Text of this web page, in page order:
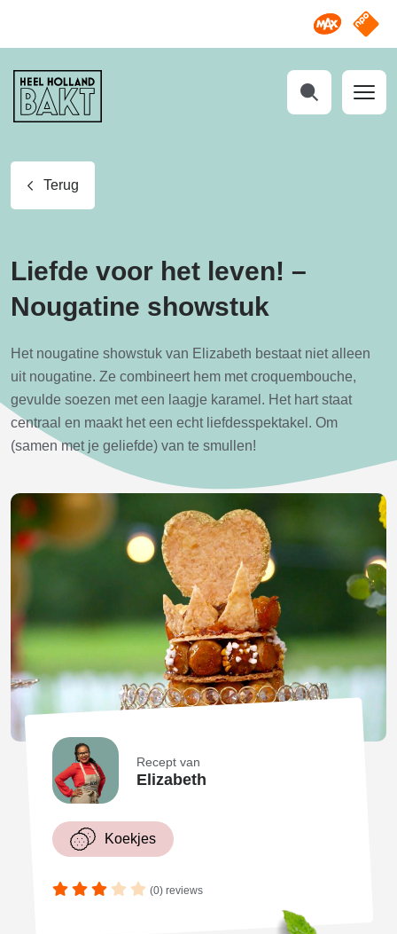
Omroep
NPO
Heel
Holland
Bakt
Terug
Liefde voor het leven! –
Nougatine showstuk
Het nougatine showstuk van Elizabeth bestaat niet alleen
uit nougatine. Ze combineert hem met croquembouche,
gevulde soezen met een laagje karamel. Het hart staat
centraal en maakt het een echt liefdesspektakel. Om
(samen met je geliefde) van te smullen!
Recept van
Elizabeth
Koekjes
(0) reviews